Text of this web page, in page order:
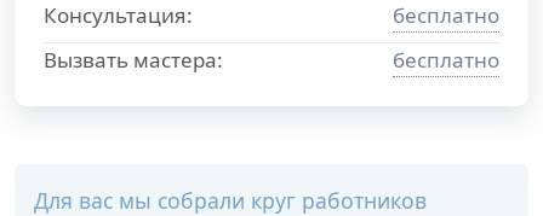
Консультация:
бесплатно
Вызвать мастера:
бесплатно
Для вас мы собрали круг работников